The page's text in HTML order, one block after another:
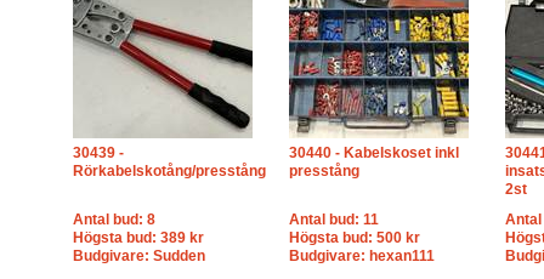
30439 -
Rörkabelskotång/presstång
Antal bud: 8
Högsta bud: 389 kr
Budgivare: Sudden
30440 - Kabelskoset inkl
presstång
Antal bud: 11
Högsta bud: 500 kr
Budgivare: hexan111
2st
Antal